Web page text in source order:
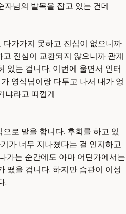
자님의 발목을 잡고 있는 건데
가가지 못하고 진심이 없으니까
진심이 교환되지 않으니까 관계
있는 겁니다. 이번에 울면서 인터
영식님이랑 다투고 나서 내가 엉
냐라고 띠껍게
로 말을 합니다. 후회를 하고 있
가 너무 지나쳤다는 걸 인지하고
가는 순간에도 아마 어딘가에서는
떴을 겁니다. 하지만 습관이 이성
.